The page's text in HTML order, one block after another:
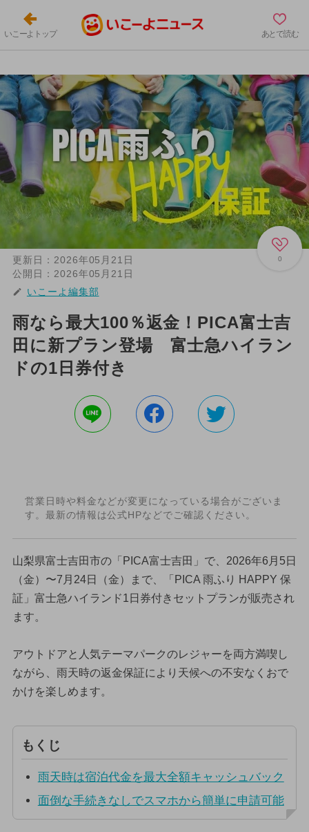
いこーよトップ あとで読む
0
更新日： 2026年05月21日
公開日： 2026年05月21日
いこーよ編集部
雨なら最大100％返金！PICA富士吉
田に新プラン登場 富士急ハイラン
ドの1日券付き
営業日時や料金などが変更になっている場合がございま
す。最新の情報は公式HPなどでご確認ください。
山梨県富士吉田市の「PICA富士吉田」で、2026年6月5日
（金）〜7月24日（金）まで、「PICA 雨ふり HAPPY 保
証」富士急ハイランド1日券付きセットプランが販売され
ます。
アウトドアと人気テーマパークのレジャーを両方満喫し
ながら、雨天時の返金保証により天候への不安なくおで
かけを楽しめます。
もくじ
雨天時は宿泊代金を最大全額キャッシュバック
面倒な手続きなしでスマホから簡単に申請可能